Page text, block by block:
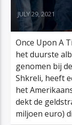
JULY 29, 2021
Once Upon A
het duurste
genomen bij
Shkreli, heeft
het
dekt de
miljoen euro)